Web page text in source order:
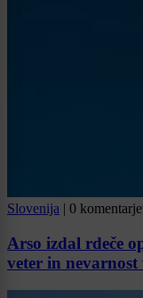
Slovenija | 0
Arso izdal rdeče
veter in